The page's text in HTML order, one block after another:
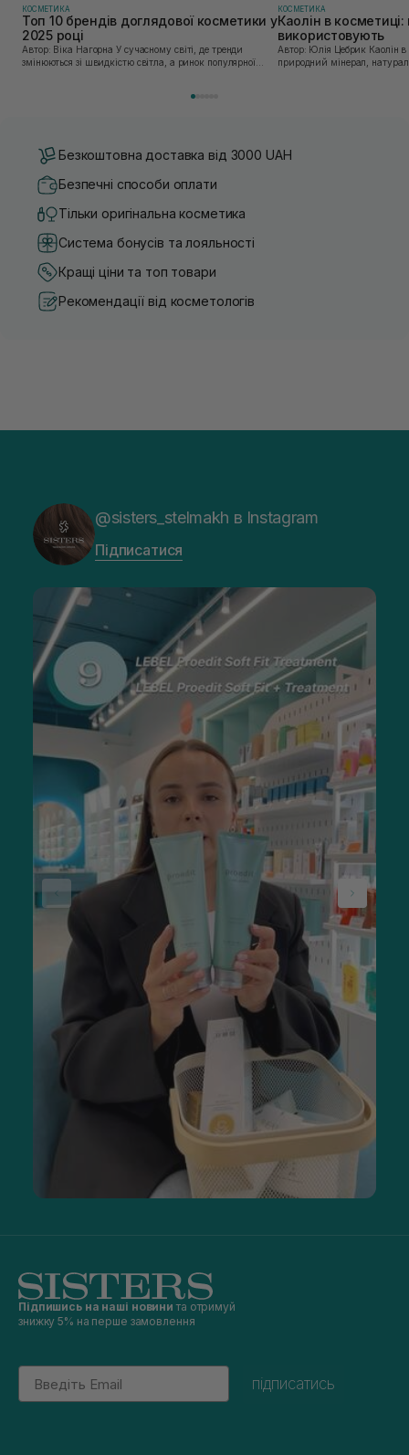
КОСМЕТИКА
Топ 10 брендів доглядової косметики у
2025 році
Автор: Віка Нагорна У сучасному світі, де тренди
змінюються зі швидкістю світла, а ринок популярної
КОСМЕТИКА
Каолін в
використовують
Автор: Юлія Цебрик Каолін в косметології – це
природний мінерал,
Безкоштовна доставка від 3000 UAH
Безпечні способи оплати
Тільки оригінальна косметика
Система бонусів та лояльності
Кращі ціни та топ товари
Рекомендації від косметологів
@sisters_stelmakh в Instagram
Підписатися
Підпишись на наші новини та отримуй
знижку 5% на перше замовлення
Email
підписатись